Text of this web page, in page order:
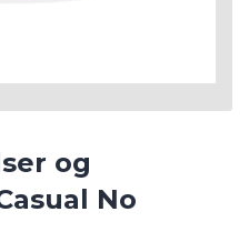
Casual No
beskriv din reelle
oplevelse